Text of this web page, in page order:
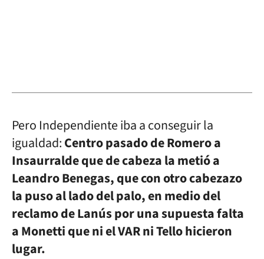
Pero Independiente iba a conseguir la
igualdad:Centro pasado de Romero a
Insaurralde que de cabeza la metió a
Leandro Benegas, que con otro cabezazo
la puso al lado del palo, en medio del
reclamo de Lanús por una supuesta falta
a Monetti que ni el VAR ni Tello hicieron
lugar.